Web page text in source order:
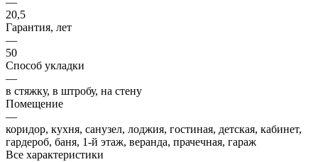
20,5
Гарантия, лет
—
50
Способ укладки
—
в стяжку, в штробу, на стену
Помещение
—
коридор, кухня, санузел, лоджия, гостиная, детская, кабинет,
гардероб, баня, 1-й этаж, веранда, прачечная, гараж
Все характеристики